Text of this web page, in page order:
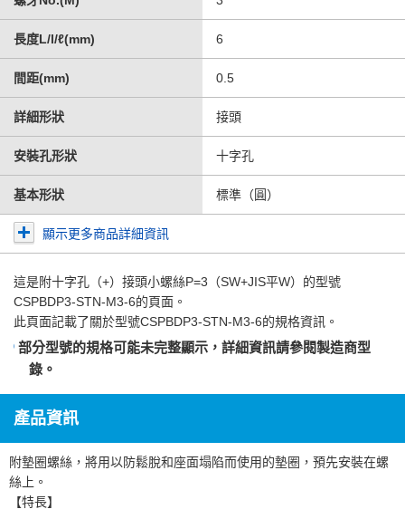
長度L/l/ℓ(mm) 6
間距(mm) 0.5
詳細形狀 接頭
安裝孔形狀 十字孔
基本形狀 標準（圓）
顯示更多商品詳細資訊
這是附十字孔（+）接頭小螺絲P=3（SW+JIS平W） 的型號
CSPBDP3-STN-M3-6的頁面。
此頁面記載了關於型號CSPBDP3-STN-M3-6的規格資訊。
部分型號的規格可能未完整顯示，詳細資訊請參閱製造商型
錄 。
產品資訊
附墊圈螺絲，將用以防鬆脫和座面塌陷而使用的墊圈，預先安裝在螺
絲上。
【特長】